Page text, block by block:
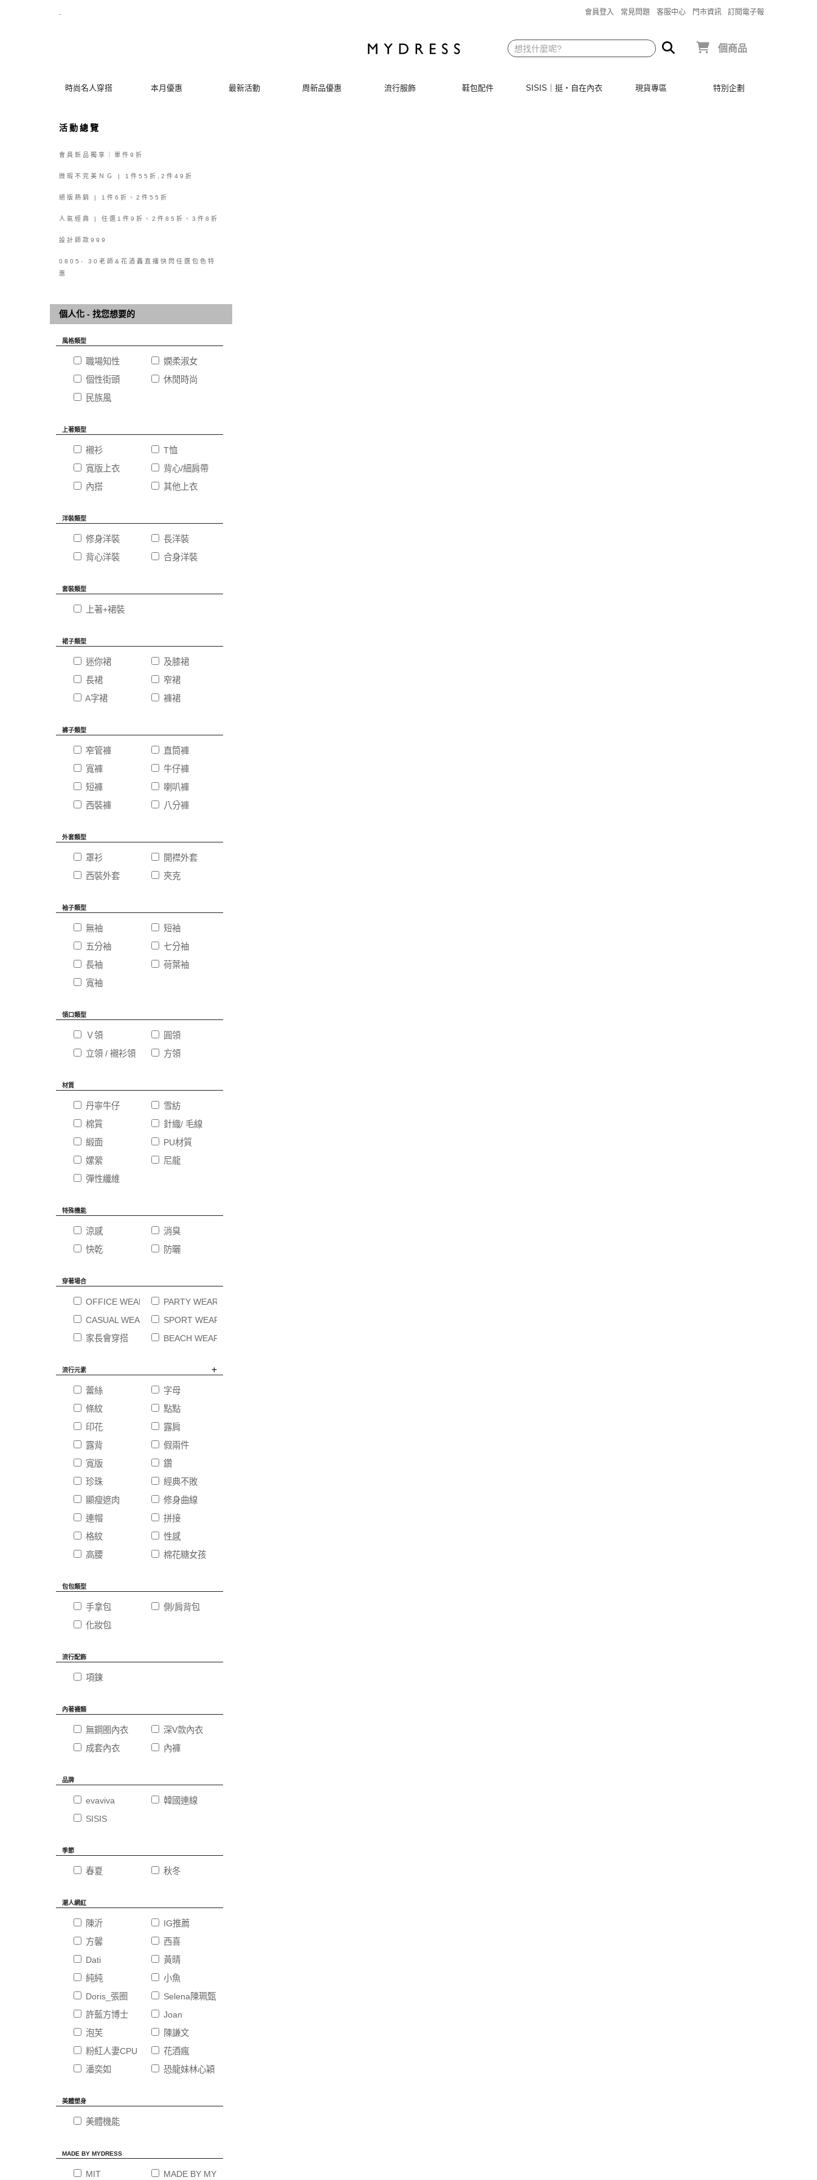
. 會員登入 常見問題 客服中心 門市資訊 訂閱電子報
個商品
時尚名人穿搭 本月優惠 最新活動 周新品優惠 流行服飾 鞋包配件 SISIS｜挺‧自在內衣 現貨專區 特別企劃
活動總覽
會員新品獨享｜單件9折
微瑕不完美ＮＧ | 1件55折,2件49折
絕版熱銷 | 1件6折、2件55折
人氣經典 | 任選1件9折、2件85折、3件8折
設計師款999
0805- 30老師&花酒轟直播快閃任選包色特
惠
個人化 - 找您想要的
風格類型
職場知性
嫻柔淑女
個性街頭
休閒時尚
民族風
上著類型
襯衫
T恤
寬版上衣
背心/細肩帶
內搭
其他上衣
洋裝類型
修身洋裝
長洋裝
背心洋裝
合身洋裝
套裝類型
上著+裙裝
裙子類型
迷你裙
及膝裙
長裙
窄裙
A字裙
褲裙
褲子類型
窄管褲
直筒褲
寬褲
牛仔褲
短褲
喇叭褲
西裝褲
八分褲
外套類型
罩衫
開襟外套
西裝外套
夾克
袖子類型
無袖
短袖
五分袖
七分袖
長袖
荷葉袖
寬袖
領口類型
Ｖ領
圓領
立領 / 襯衫領
方領
材質
丹寧牛仔
雪紡
棉質
針織/ 毛線
緞面
PU材質
嫘縈
尼龍
彈性纖維
特殊機能
涼感
消臭
快乾
防曬
穿著場合
OFFICE WEAR 職場穿搭PARTY WEAR 婚禮穿搭
CASUAL WEAR 休閒時尚SPORT WEAR 運動穿著
家長會穿搭
BEACH WEAR渡假穿搭
流行元素
蕾絲
字母
條紋
點點
印花
露肩
露背
假兩件
寬版
鑽
珍珠
經典不敗
顯瘦遮肉
修身曲線
連帽
拼接
格紋
性感
高腰
棉花糖女孩
包包類型
手拿包
側/肩背包
化妝包
流行配飾
項鍊
內著襪類
無鋼圈內衣
深V款內衣
成套內衣
內褲
品牌
evaviva
韓國連線
SISIS
季節
春夏 秋冬
潮人網紅
陳沂
IG推薦
方馨
西喜
Dati
黃晴
純純
小魚
Doris_張圈
Selena陳珮甄
許藍方博士
Joan
泡芙
陳謙文
粉紅人妻CPU
花酒瘋
潘奕如
恐龍妹林心穎
美體塑身
美體機能
MADE BY MYDRESS
MIT MADE BY MYDRESS